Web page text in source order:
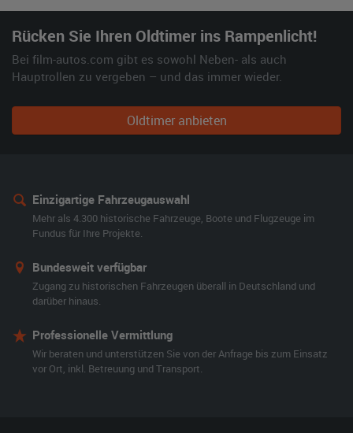
Rücken Sie Ihren Oldtimer ins Rampenlicht!
Bei film-autos.com gibt es sowohl Neben- als auch
Hauptrollen zu vergeben – und das immer wieder.
Oldtimer anbieten
Einzigartige Fahrzeugauswahl
Mehr als 4.300 historische Fahrzeuge, Boote und Flugzeuge im
Fundus für Ihre Projekte.
Bundesweit verfügbar
Zugang zu historischen Fahrzeugen überall in Deutschland und
darüber hinaus.
Professionelle Vermittlung
Wir beraten und unterstützen Sie von der Anfrage bis zum Einsatz
vor Ort, inkl. Betreuung und Transport.